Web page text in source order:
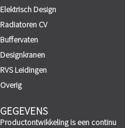
Elektrisch Design
Radiatoren CV
Buffervaten
Designkranen
RVS Leidingen
Overig
GEGEVENS
Productontwikkeling is een continu